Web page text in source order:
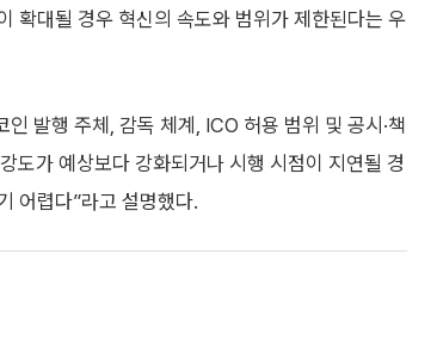
확대될 경우 혁신의 속도와 범위가 제한된다는 우
발행 주체, 감독 체계, ICO 허용 범위 및 공시·책
도가 예상보다 강화되거나 시행 시점이 지연될 경
어렵다”라고 설명했다.